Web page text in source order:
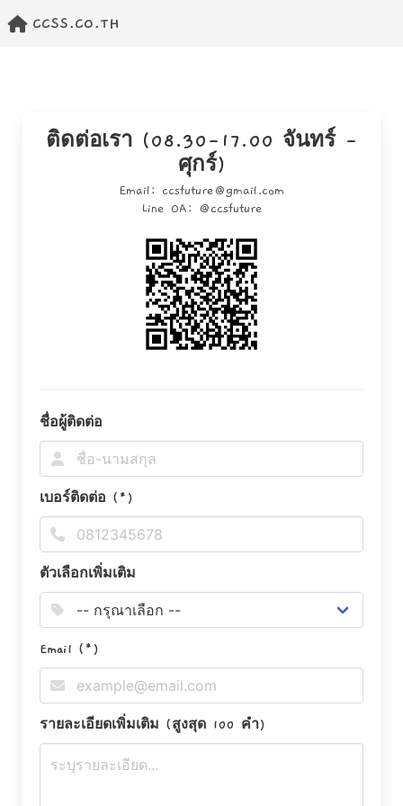
CCSS.CO.TH
ติดต่อเรา (08.30-17.00 จันทร์ -
ศุกร์)
Email: ccsfuture@gmail.com
Line OA: @ccsfuture
ชื่อผู้ติดต่อ
เบอร์ติดต่อ (*)
ตัวเลือกเพิ่มเติม
Email (*)
รายละเอียดเพิ่มเติม (สูงสุด 100 คำ)